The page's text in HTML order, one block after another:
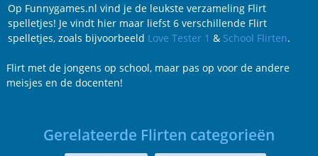
Op Funnygames.nl vind je de leukste verzameling Flirt
spelletjes! Je vindt hier maar liefst 6 verschillende Flirt
spelletjes, zoals bijvoorbeeld Love Tester 1 & School Flirten.
Flirt met de jongens op school, maar pas op voor de andere
meisjes en de docenten!
Gerelateerde Flirten categorieën